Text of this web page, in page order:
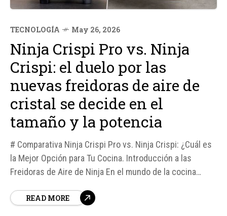
TECNOLOGÍA May 26, 2026
Ninja Crispi Pro vs. Ninja
Crispi: el duelo por las
nuevas freidoras de aire de
cristal se decide en el
tamaño y la potencia
# Comparativa Ninja Crispi Pro vs. Ninja Crispi: ¿Cuál es
la Mejor Opción para Tu Cocina. Introducción a las
Freidoras de Aire de Ninja En el mundo de la cocina
forma en que preparamos nuestros alimentos. Ninja, una
READ MORE